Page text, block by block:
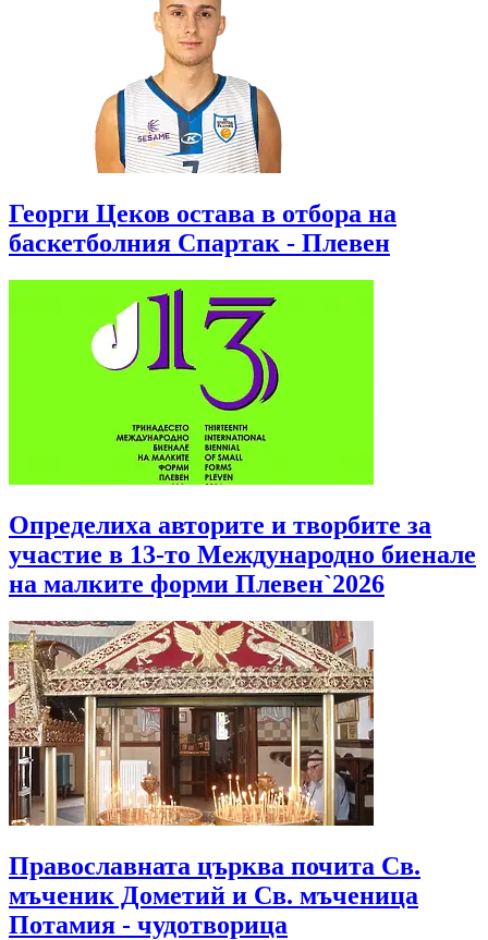
Георги Цеков остава в отбора на
баскетболния Спартак - Плевен
Определиха авторите и творбите за
участие в 13-то Международно биенале
на малките форми Плевен`2026
Православната църква почита Св.
мъченик Дометий и Св. мъченица
Потамия - чудотворица